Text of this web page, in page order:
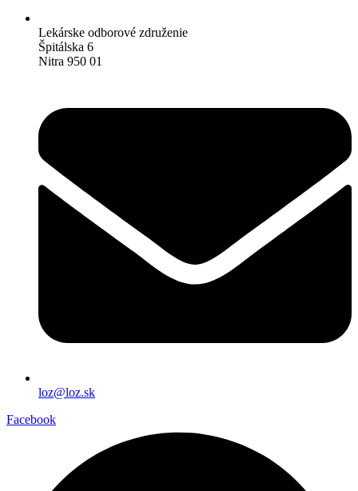
Lekárske odborové združenie
Špitálska 6
Nitra 950 01
loz@loz.sk
Facebook